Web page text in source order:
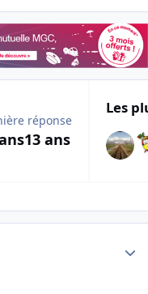
réponse
13 ans
Les
overview